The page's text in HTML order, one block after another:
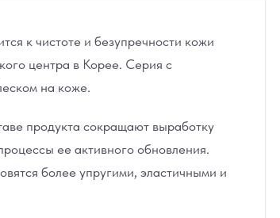
к чистоте и безупречности кожи
центра в Корее. Серия с
на коже.
продукта сокращают выработку
ее активного обновления.
более упругими, эластичными и